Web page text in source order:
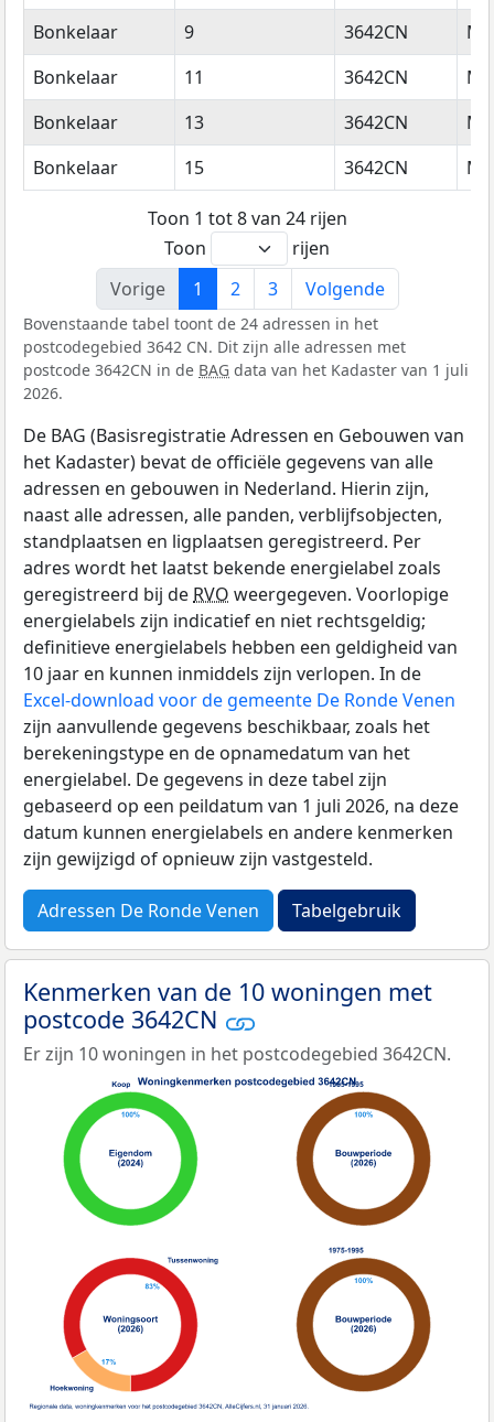
Bonkelaar
9 3642CN
Bonkelaar
11 3642CN
Bonkelaar
13 3642CN
Bonkelaar
15 3642CN
Toon 1 tot 8 van 24 rijen
Toon
rijen
Vorige
1 2 3 Volgende
Bovenstaande tabel toont de 24 adressen in het
postcodegebied 3642 CN. Dit zijn alle adressen met
postcode 3642CN in de BAG data van het Kadaster van 1 juli
2026.
De BAG (Basisregistratie Adressen en Gebouwen van
het Kadaster) bevat de officiële gegevens van alle
adressen en gebouwen in Nederland. Hierin zijn,
naast alle adressen, alle panden, verblijfsobjecten,
standplaatsen en ligplaatsen geregistreerd. Per
adres wordt het laatst bekende energielabel zoals
geregistreerd bij de RVO weergegeven. Voorlopige
energielabels zijn indicatief en niet rechtsgeldig;
definitieve energielabels hebben een geldigheid van
10 jaar en kunnen inmiddels zijn verlopen. In de
Excel-download voor de gemeente De Ronde Venen
zijn aanvullende gegevens beschikbaar, zoals het
berekeningstype en de opnamedatum van het
energielabel. De gegevens in deze tabel zijn
gebaseerd op een peildatum van 1 juli 2026, na deze
datum kunnen energielabels en andere kenmerken
zijn gewijzigd of opnieuw zijn vastgesteld.
Adressen De Ronde Venen Tabelgebruik
Kenmerken van de 10 woningen met
postcode 3642CN
Er zijn 10 woningen in het postcodegebied 3642CN.